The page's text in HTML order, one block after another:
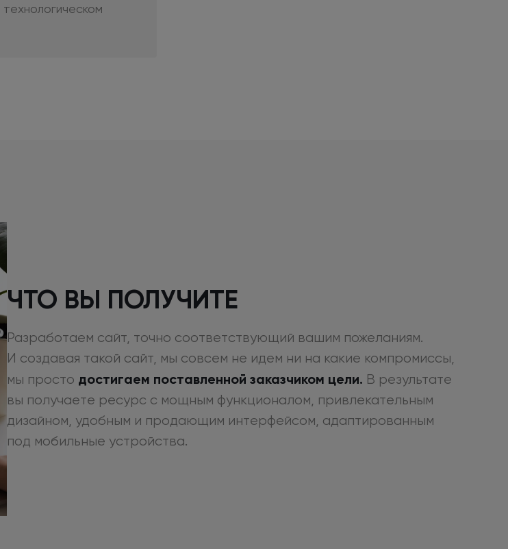
технологическом
ЧТО ВЫ ПОЛУЧИТЕ
Разработаем сайт, точно соответствующий вашим пожеланиям.
И создавая такой сайт, мы совсем не идем ни на какие компромиссы,
мы просто достигаем поставленной заказчиком цели. В результате
вы получаете ресурс с мощным функционалом, привлекательным
дизайном, удобным и продающим интерфейсом, адаптированным
под мобильные устройства.